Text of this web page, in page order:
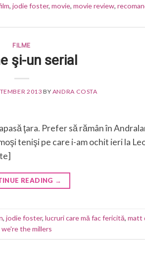
, jodie foster, movie, movie review,
FILME
şi-un serial
2013BY ANDRA COSTA
ţara. Prefer să rămân în
tenişi pe care i-am ochit ieri la
READING →
, jodie foster, lucruri care mă fac fericită, matt
we're the millers